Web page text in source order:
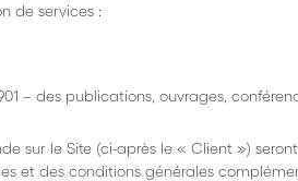
de services :
– des publications, ouvrages,
sur le Site (ci-après le « Client »)
et des conditions générales